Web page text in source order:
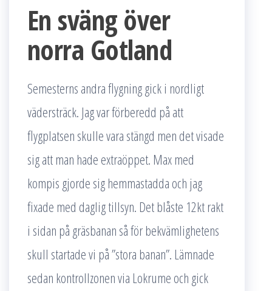
En sväng över
norra Gotland
Semesterns andra flygning gick i nordligt
vädersträck. Jag var förberedd på att
flygplatsen skulle vara stängd men det visade
sig att man hade extraöppet. Max med
kompis gjorde sig hemmastadda och jag
fixade med daglig tillsyn. Det blåste 12kt rakt
i sidan på gräsbanan så för bekvämlighetens
skull startade vi på ”stora banan”. Lämnade
sedan kontrollzonen via Lokrume och gick